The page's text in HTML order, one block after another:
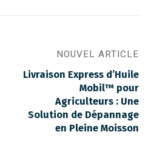
NOUVEL ARTICLE
Livraison Express d’Huile
Mobil™ pour
Agriculteurs : Une
Solution de Dépannage
en Pleine Moisson